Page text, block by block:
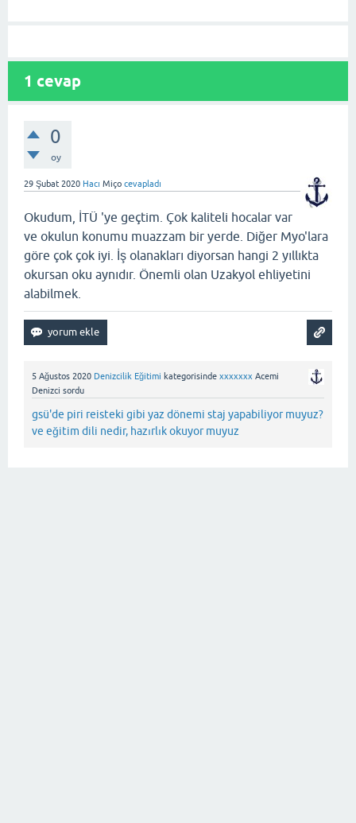
1 cevap
0
oy
29 Şubat 2020 Hacı Miço cevapladı
Okudum, İTÜ 'ye geçtim. Çok kaliteli hocalar var
ve okulun konumu muazzam bir yerde. Diğer Myo'lara
göre çok çok iyi. İş olanakları diyorsan hangi 2 yıllıkta
okursan oku aynıdır. Önemli olan Uzakyol ehliyetini
alabilmek.
5 Ağustos 2020 Denizcilik Eğitimi kategorisinde xxxxxxx Acemi
Denizci sordu
gsü'de piri reisteki gibi yaz dönemi staj yapabiliyor muyuz?
ve eğitim dili nedir, hazırlık okuyor muyuz